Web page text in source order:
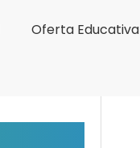
Oferta Educativa